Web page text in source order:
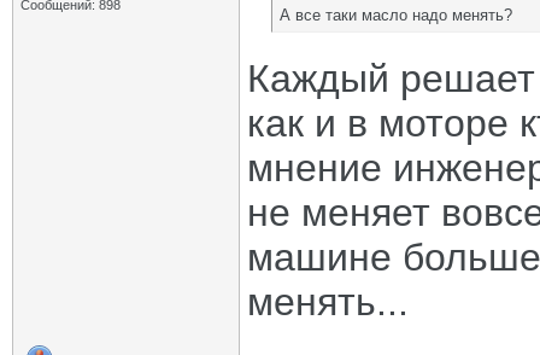
Сообщений: 898
А все таки масло надо менять?
Каждый решает
как и в моторе
мнение
не меняет
машине больше
менять...